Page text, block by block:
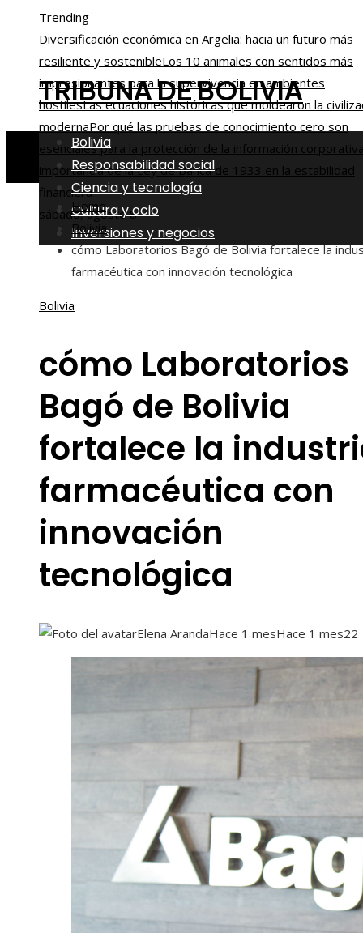
Trending
Diversificación económica en Argelia: hacia un futuro más
resiliente y sostenibleLos 10 animales con sentidos más
impresionantes para la supervivencia en ambientes
hostilesLas ecuaciones históricas que moldearon la
modernaPor qué las pruebas de conocimiento cero son
esenciales para la protección de la información
importancia de la Ley de Banca de 1933 en la estabilidad
financiera
sábado, agosto 8
TRIBUNA DE BOLIVIA
Bolivia
Responsabilidad social
Ciencia y tecnología
Cultura y ocio
Inversiones y negocios
Home
Bolivia
cómo Laboratorios Bagó de Bolivia fortalece la
farmacéutica con innovación tecnológica
Bolivia
cómo Laboratorios
Bagó de Bolivia
fortalece la
farmacéutica con
innovación
tecnológica
Elena ArandaHace 1 mesHace 1 mes22